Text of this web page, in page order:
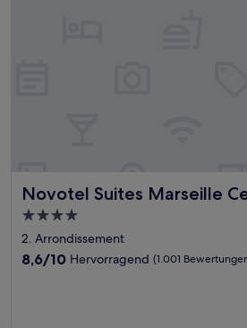
Novotel Suites Marseille
Novotel Suites Marseille Centre
4.0-
Sterne-
Unterkunft
2. Arrondissement
8.6
8,6/10 Hervorragend (1.001